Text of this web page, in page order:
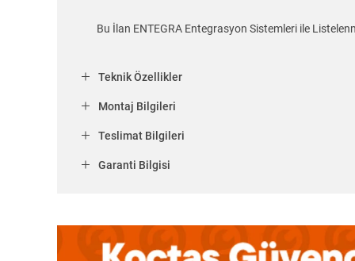
Bu İlan ENTEGRA Entegrasyon Sistemleri ile
Teknik Özellikler
Montaj Bilgileri
Teslimat Bilgileri
Garanti Bilgisi